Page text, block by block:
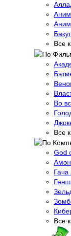
Все
Во
Все
God
Все